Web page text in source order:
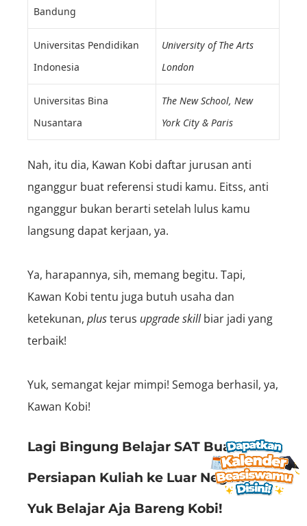
Bandung
Universitas Pendidikan
Indonesia
University of The Arts
London
Universitas Bina
Nusantara
The New School, New
York City & Paris
Nah, itu dia, Kawan Kobi daftar jurusan anti
nganggur buat referensi studi kamu. Eitss, anti
nganggur bukan berarti setelah lulus kamu
langsung dapat kerjaan, ya.
Ya, harapannya, sih, memang begitu. Tapi,
Kawan Kobi tentu juga butuh usaha dan
ketekunan, plusterus upgrade skillbiar jadi yang
terbaik!
Yuk, semangat kejar mimpi! Semoga berhasil, ya,
Kawan Kobi!
Lagi Bingung Belajar SAT Buat
Persiapan Kuliah ke Luar Negeri?
Yuk Belajar Aja Bareng Kobi!